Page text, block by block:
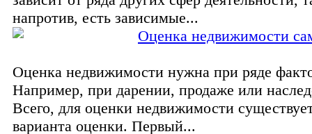
напротив, есть зависимые...
Оценка недвижимости
Оценка недвижимости нужна при ряде
Например, при дарении, продаже или
Всего, для оценки недвижимости
варианта оценки. Первый...